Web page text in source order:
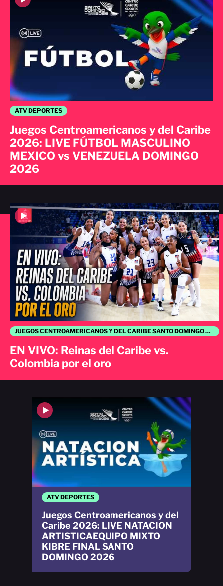
JUEGOS CENTROAMERICANOS Y DEL CARIBE SANTO DOMINGO 2026
EN VIVO: Reinas del Caribe vs.
Colombia por el oro
ATV DEPORTES
Juegos Centroamericanos y del Caribe
2026: LIVE FÚTBOL MASCULINO
MEXICO vs VENEZUELA DOMINGO
2026
ATV DEPORTES
Juegos Centroamericanos y del
Caribe 2026: LIVE NATACION
ARTISTICAEQUIPO MIXTO
KIBRE FINAL SANTO
DOMINGO 2026